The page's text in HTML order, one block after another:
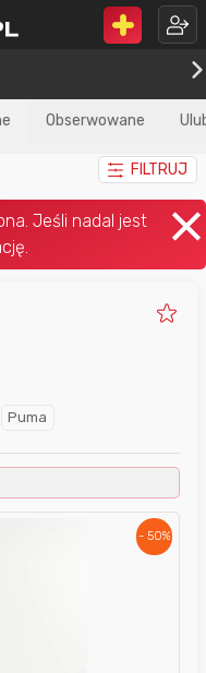
Obserwowane
FILTRUJ
Puma
- 50%